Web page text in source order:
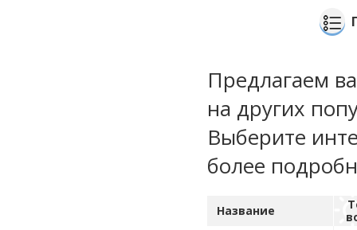
Предлагаем
на других
Выберите
более
Название